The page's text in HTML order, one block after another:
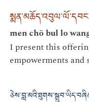
men chö bul lo
I present this
empowerments and